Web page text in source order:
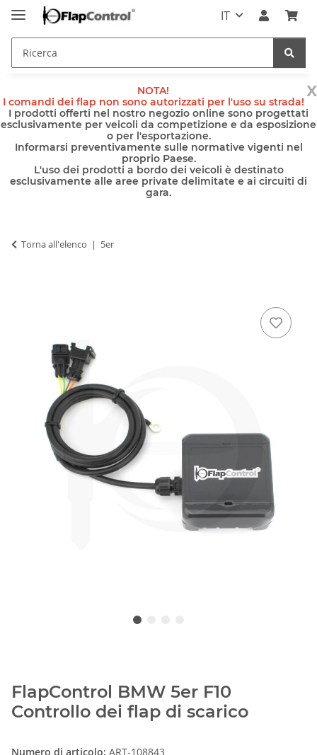
IT
x
NOTA!
I comandi dei flap non sono autorizzati per l'uso su strada!
I prodotti offerti nel nostro negozio online sono progettati
esclusivamente per veicoli da competizione e da esposizione
o per l'esportazione.
Informarsi preventivamente sulle normative vigenti nel
proprio Paese.
L'uso dei prodotti a bordo dei veicoli è destinato
esclusivamente alle aree private delimitate e ai circuiti di
gara.
Torna all'elenco 5er
FlapControl BMW 5er F10
Controllo dei flap di scarico
Numero di articolo: ART-108843